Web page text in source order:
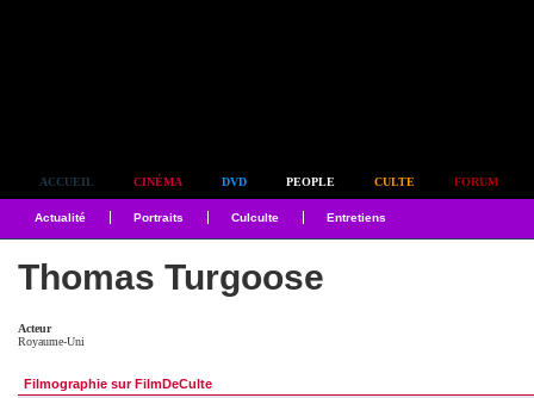
ACCUEIL CINÉMA DVD PEOPLE CULTE FORUM
Actualité Portraits Culculte Entretiens
Thomas Turgoose
Acteur
Royaume-Uni
Filmographie sur FilmDeCulte